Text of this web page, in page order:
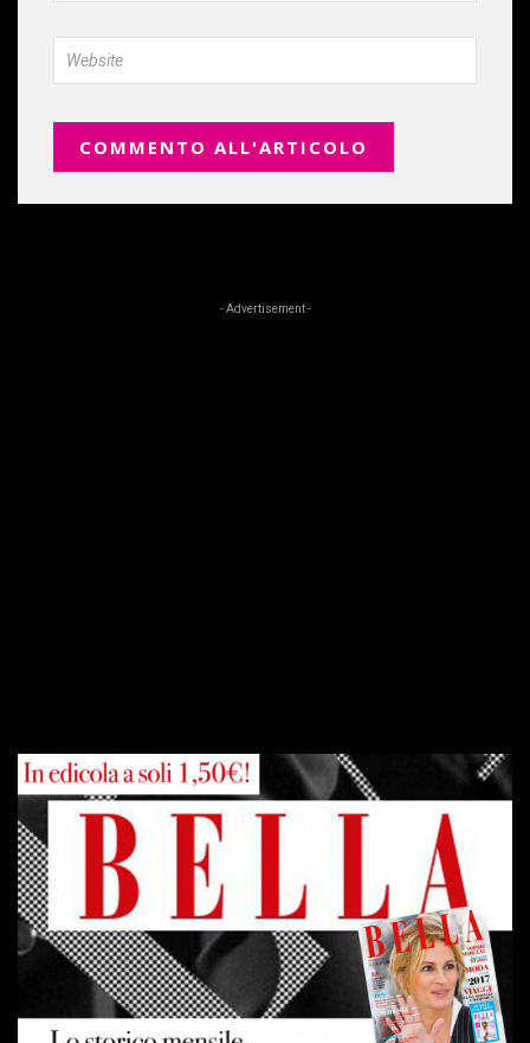
- Advertisement -